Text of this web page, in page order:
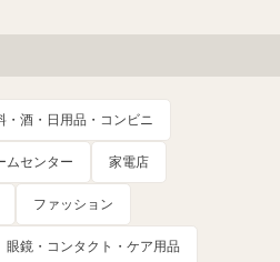
・酒・日用品・コンビニ
ムセンター 家電店
ファッション
眼鏡・コンタクト・ケア用品